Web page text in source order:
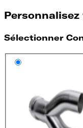
Sélectionner